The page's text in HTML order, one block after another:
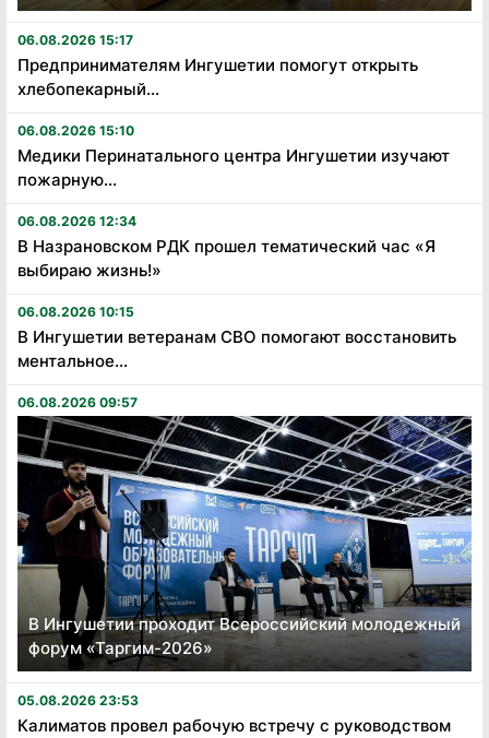
06.08.2026 15:17
Предпринимателям Ингушетии помогут открыть
хлебопекарный...
06.08.2026 15:10
Медики Перинатального центра Ингушетии изучают
пожарную...
06.08.2026 12:34
В Назрановском РДК прошел тематический час «Я
выбираю жизнь!»
06.08.2026 10:15
В Ингушетии ветеранам СВО помогают восстановить
ментальное...
06.08.2026 09:57
В Ингушетии проходит Всероссийский молодежный
форум «Таргим-2026»
05.08.2026 23:53
Калиматов провел рабочую встречу с руководством